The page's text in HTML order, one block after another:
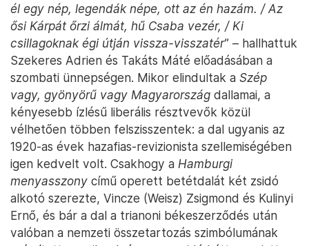
él egy nép, legendák népe, ott az én hazám. / Az
ősi Kárpát őrzi álmát, hű Csaba vezér, / Ki
csillagoknak égi útján vissza-visszatér” – hallhattuk
Szekeres Adrien és Takáts Máté előadásában a
szombati ünnepségen. Mikor elindultak a Szép
vagy, gyönyörű vagy Magyarország dallamai, a
kényesebb ízlésű liberális résztvevők közül
vélhetően többen felszisszentek: a dal ugyanis az
1920-as évek hazafias-revizionista szellemiségében
igen kedvelt volt. Csakhogy a Hamburgi
menyasszony című operett betétdalát két zsidó
alkotó szerezte, Vincze (Weisz) Zsigmond és Kulinyi
Ernő, és bár a dal a trianoni békeszerződés után
valóban a nemzeti összetartozás szimbólumának